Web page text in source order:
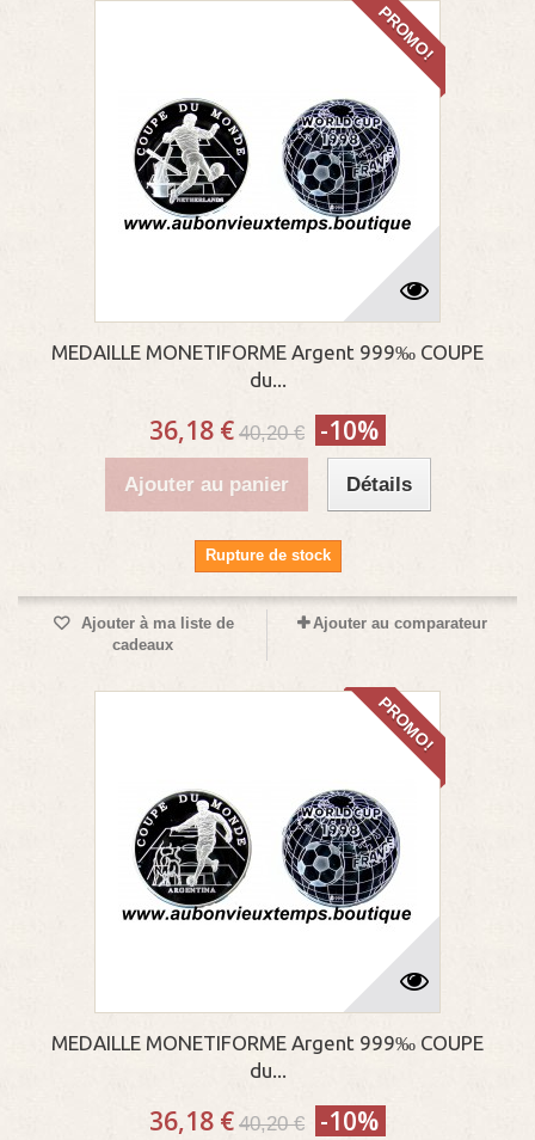
PROMO!
MEDAILLE MONETIFORME Argent 999‰ COUPE
du...
36,18 € 40,20 € -10%
Ajouter au panier Détails
Rupture de stock
Ajouter à ma liste de
cadeaux
Ajouter au comparateur
PROMO!
MEDAILLE MONETIFORME Argent 999‰ COUPE
du...
36,18 € 40,20 € -10%